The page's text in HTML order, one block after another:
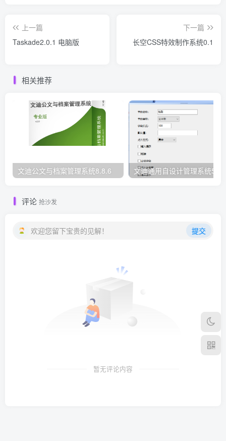
上一篇
Taskade2.0.1 电脑版
下一篇
长空CSS特效制作系统0.1
相关推荐
文迪公文与档案管理系统8.8.6 文迪通用自设计管理系统
评论 抢沙发
欢迎您留下宝贵的见解！ 提交
暂无评论内容